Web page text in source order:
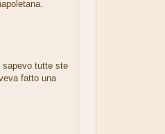
tutte ste
fatto una